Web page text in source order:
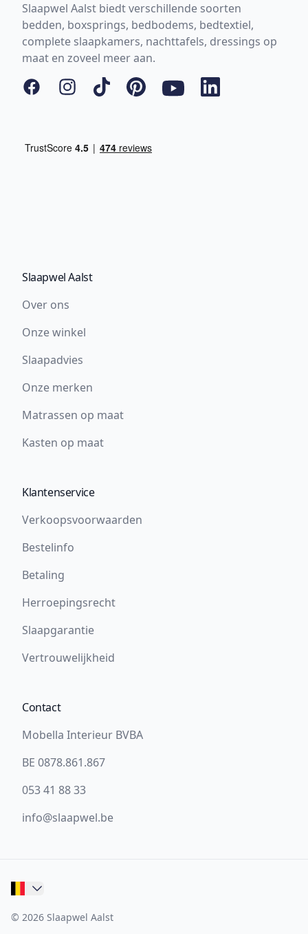
Slaapwel Aalst biedt verschillende soorten
bedden, boxsprings, bedbodems, bedtextiel,
complete slaapkamers, nachttafels, dressings op
maat en zoveel meer aan.
FacebookInstagram
Tiktok PinterestYouTubeLinkedIn
Slaapwel Aalst
Over ons
Onze winkel
Slaapadvies
Onze merken
Matrassen op maat
Kasten op maat
Klantenservice
Verkoopsvoorwaarden
Bestelinfo
Betaling
Herroepingsrecht
Slaapgarantie
Vertrouwelijkheid
Contact
Mobella Interieur BVBA
BE 0878.861.867
053 41 88 33
info@slaapwel.be
© 2026 Slaapwel Aalst